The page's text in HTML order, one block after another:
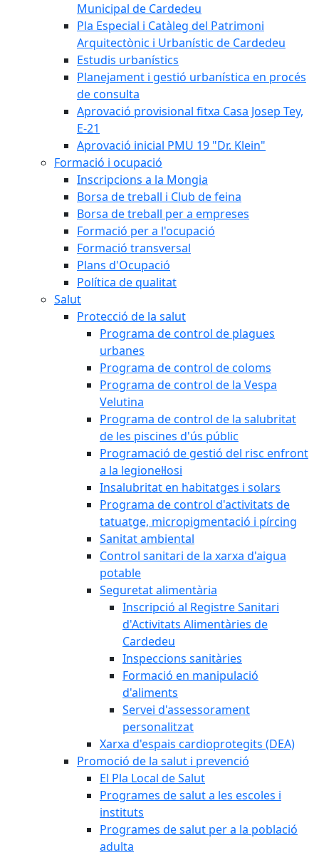
Municipal de Cardedeu
Pla Especial i Catàleg del Patrimoni
Arquitectònic i Urbanístic de Cardedeu
Estudis urbanístics
Planejament i gestió urbanística en procés
de consulta
Aprovació provisional fitxa Casa Josep Tey,
E-21
Aprovació inicial PMU 19 "Dr. Klein"
Formació i ocupació
Inscripcions a la Mongia
Borsa de treball i Club de feina
Borsa de treball per a empreses
Formació per a l'ocupació
Formació transversal
Plans d'Ocupació
Política de qualitat
Salut
Protecció de la salut
Programa de control de plagues
urbanes
Programa de control de coloms
Programa de control de la Vespa
Velutina
Programa de control de la salubritat
de les piscines d'ús públic
Programació de gestió del risc enfront
a la legionel·losi
Insalubritat en habitatges i solars
Programa de control d'activitats de
tatuatge, micropigmentació i pírcing
Sanitat ambiental
Control sanitari de la xarxa d'aigua
potable
Seguretat alimentària
Inscripció al Registre Sanitari
d'Activitats Alimentàries de
Cardedeu
Inspeccions sanitàries
Formació en manipulació
d'aliments
Servei d'assessorament
personalitzat
Xarxa d'espais cardioprotegits (DEA)
Promoció de la salut i prevenció
El Pla Local de Salut
Programes de salut a les escoles i
instituts
Programes de salut per a la població
adulta